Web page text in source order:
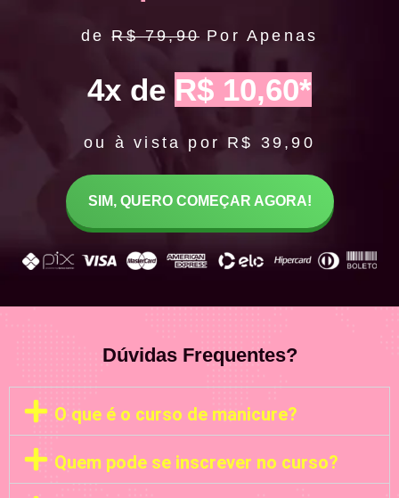
deR$ 79,90 Por Apenas
4x de R$ 10,60*
ou à vista por R$ 39,90
SIM, QUERO COMEÇAR AGORA!
Dúvidas Frequentes?
O que é o curso de manicure?
Quem pode se inscrever no curso?